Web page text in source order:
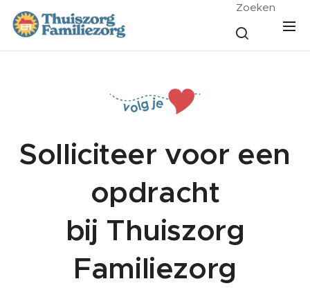
Zoeken
Solliciteer voor een
opdracht
bij Thuiszorg
Familiezorg